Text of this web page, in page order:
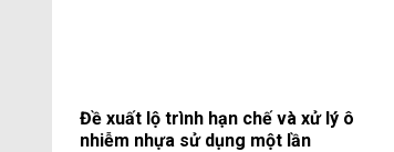
Đề xuất lộ trình hạn chế và xử lý ô
nhiễm nhựa sử dụng một lần